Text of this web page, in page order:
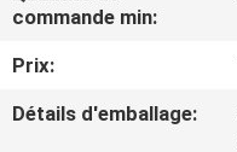
CONTRÔLE
DE
commande min:
Prix:
Détails d'emballage: